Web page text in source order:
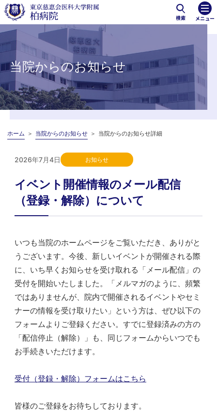
検索 メニュー
当院からのお知らせ
ホーム 当院からのお知らせ 当院からのお知らせ詳細
2026年7月4日 お知らせ
イベント開催情報のメール配信
（登録・解除）について
いつも当院のホームページをご覧いただき、ありがと
うございます。今後、新しいイベントが開催される際
に、いち早くお知らせを受け取れる「メール配信」の
受付を開始いたしました。「メルマガのように、頻繁
ではありませんが、院内で開催されるイベントやセミ
ナーの情報を受け取りたい」という方は、ぜひ以下の
フォームよりご登録ください。すでに登録済みの方の
「配信停止（解除）」も、同じフォームからいつでも
お手続きいただけます。
受付（登録・解除）フォームはこちら
皆様のご登録をお待ちしております。